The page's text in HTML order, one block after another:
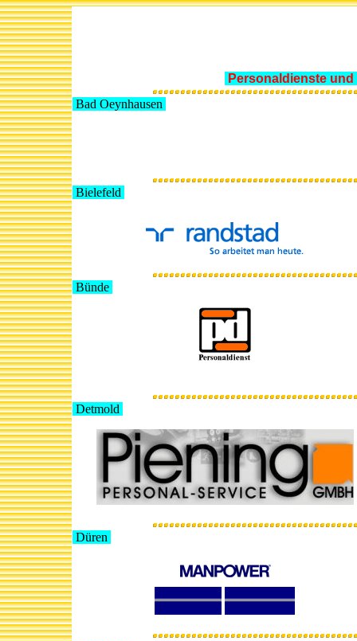
Personaldienste und
Bad Oeynhausen
Bielefeld
Bünde
Detmold
Düren